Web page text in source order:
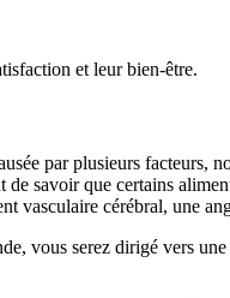
et leur bien-être.
par plusieurs facteurs,
savoir que certains
vasculaire cérébral, une
vous serez dirigé vers